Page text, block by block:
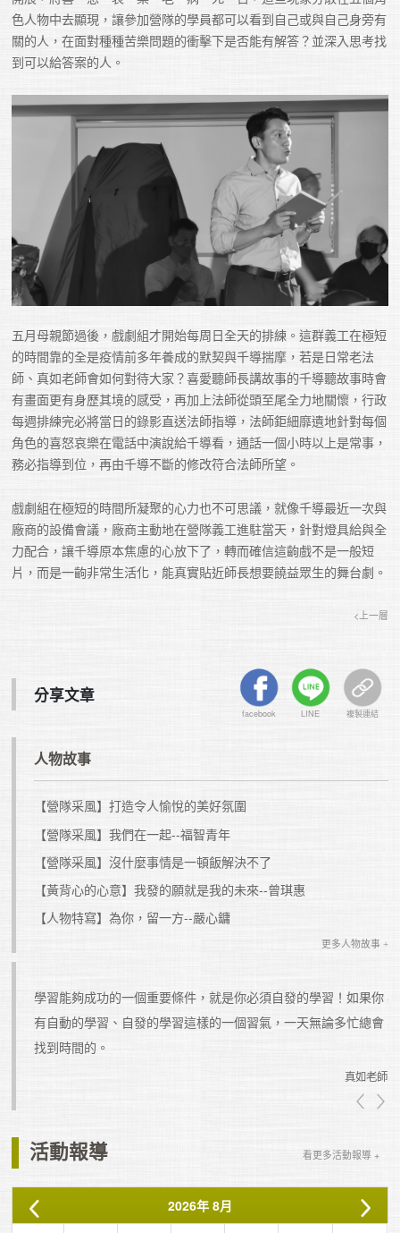
人物故事
【營隊采風】打造令人愉悅的美好氛圍
【營隊采風】我們在一起--福智青年
【營隊采風】沒什麼事情是一頓飯解決不了
【黃背心的心意】我發的願就是我的未來--曾琪惠
【人物特寫】為你，留一方--嚴心鏞
更多人物故事 +
分享文章
facebook LINE 複製連結
色人物中去顯現，讓參加營隊的學員都可以看到自己或與自己身旁有
關的人，在面對種種苦樂問題的衝擊下是否能有解答？並深入思考找
到可以給答案的人。
五月母親節過後，戲劇組才開始每周日全天的排練。這群義工在極短
的時間靠的全是疫情前多年養成的默契與千導揣摩，若是日常老法
師、真如老師會如何對待大家？喜愛聽師長講故事的千導聽故事時會
有畫面更有身歷其境的感受，再加上法師從頭至尾全力地關懷，行政
每週排練完必將當日的錄影直送法師指導，法師鉅細靡遺地針對每個
角色的喜怒哀樂在電話中演說給千導看，通話一個小時以上是常事，
戲劇組在極短的時間所凝聚的心力也不可思議，就像千導最近一次與
廠商的設備會議，廠商主動地在營隊義工進駐當天，針對燈具給與全
力配合，讓千導原本焦慮的心放下了，轉而確信這齣戲不是一般短
片，而是一齣非常生活化，能真實貼近師長想要饒益眾生的舞台劇。
<上一層
如老師
學習能夠成功的一個重要條件，就是你必須自發的學習！如果你
有自動的學習、自發的學習這樣的一個習氣，一天無論多忙總會
找到時間的。
真如老師
活動報導 看更多活動報導 +
2026年 8月